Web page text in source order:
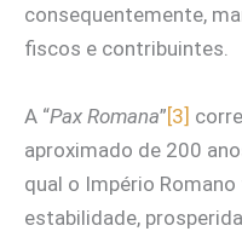
consequentemente,
fiscos e contribuintes.
A “Pax Romana”[3]
aproximado de 200
qual o Império
estabilidade,